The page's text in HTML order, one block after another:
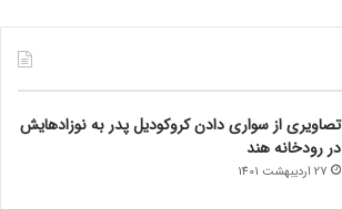
تصاویری از سواری دادن کروکودیل پدر به نوزادهایش
در رودخانه هند
27 اردیبهشت 1401